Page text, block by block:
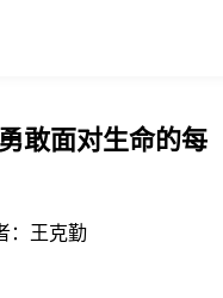
敢面对生命的每
：
王克勤